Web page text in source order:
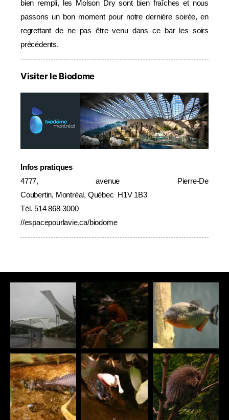
bien rempli, les Molson Dry sont bien fraîches et nous
passons un bon moment pour notre dernière soirée, en
regrettant de ne pas être venu dans ce bar les soirs
précédents.
Visiter le Biodome
Infos pratiques
4777, avenue Pierre-De
Coubertin, Montréal, Québec H1V 1B3
Tél. 514 868-3000
//espacepourlavie.ca/biodome